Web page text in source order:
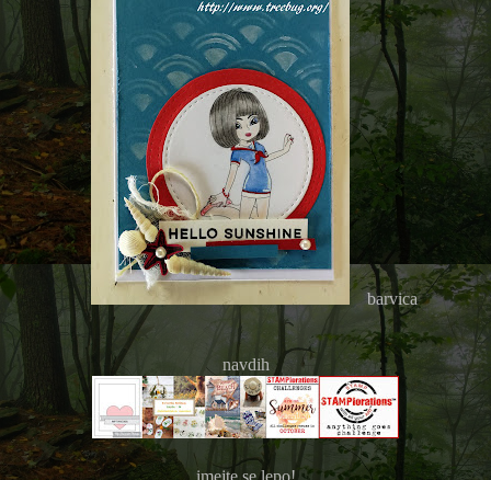
barvica
navdih
imejte se lepo!